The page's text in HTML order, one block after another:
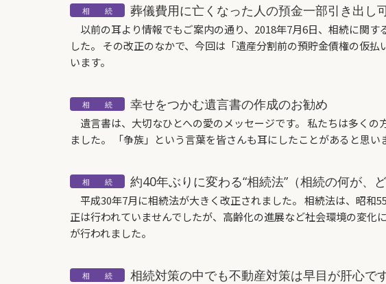
葬儀費用に亡くなった人の預金一部引き出し
以前の耳より情報でもご案内の通り、2018年7月6日、相続に関す
した。 その改正のなかで、今回は「遺産分割前の預貯金債権の仮
います。
幸せをつかむ遺言書の作成のお勧め
遺言書は、大切なひとへの愛のメッセージです。 私たちは多くの
ました。 「争族」という言葉を皆さんも耳にしたことがあると思い
約40年ぶりに変わる“相続法”（相続の何が、
平成30年7月に相続法が大きく改正されました。 相続法は、昭和
正は行われていませんでしたが、高齢化の進展など社会環境の変化
が行われました。
相続対策の中でも不動産対策は早目が肝心で